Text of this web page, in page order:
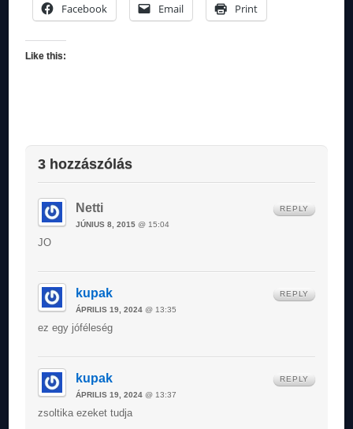
Facebook Email Print
Like this:
3 hozzászólás
Netti
JÚNIUS 8, 2015@ 15:04
JO
REPLY
kupak
ÁPRILIS 19, 2024@ 13:35
ez egy jóféleség
REPLY
kupak
ÁPRILIS 19, 2024@ 13:37
zsoltika ezeket tudja
REPLY